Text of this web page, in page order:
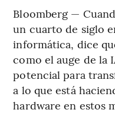
Bloomberg —
un cuarto de siglo
informática, dice
como el auge de la
potencial para
a lo que está
hardware en estos